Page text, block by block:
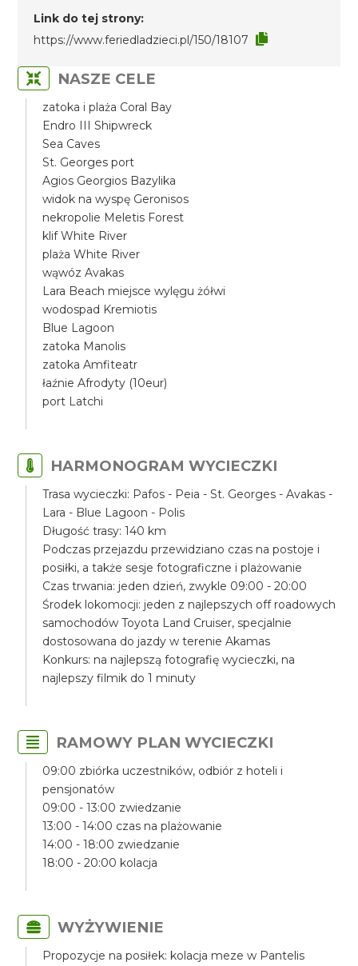
Link do tej strony:
https://www.feriedladzieci.pl/150/18107
NASZE CELE
zatoka i plaża Coral Bay
Endro III Shipwreck
Sea Caves
St. Georges port
Agios Georgios Bazylika
widok na wyspę Geronisos
nekropolie Meletis Forest
klif White River
plaża White River
wąwóz Avakas
Lara Beach miejsce wylęgu żółwi
wodospad Kremiotis
Blue Lagoon
zatoka Manolis
zatoka Amfiteatr
łaźnie Afrodyty (10eur)
port Latchi
HARMONOGRAM WYCIECZKI
Trasa wycieczki: Pafos - Peia - St. Georges - Avakas -
Lara - Blue Lagoon - Polis
Długość trasy: 140 km
Podczas przejazdu przewidziano czas na postoje i
posiłki, a także sesje fotograficzne i plażowanie
Czas trwania: jeden dzień, zwykle 09:00 - 20:00
Środek lokomocji: jeden z najlepszych off roadowych
samochodów Toyota Land Cruiser, specjalnie
dostosowana do jazdy w terenie Akamas
Konkurs: na najlepszą fotografię wycieczki, na
najlepszy filmik do 1 minuty
RAMOWY PLAN WYCIECZKI
09:00 zbiórka uczestników, odbiór z hoteli i
pensjonatów
09:00 - 13:00 zwiedzanie
13:00 - 14:00 czas na plażowanie
14:00 - 18:00 zwiedzanie
18:00 - 20:00 kolacja
WYŻYWIENIE
Propozycje na posiłek: kolacja meze w Pantelis